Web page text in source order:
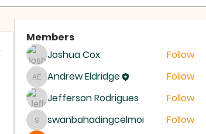
Members
Joshua Cox
Follow
Andrew Eldridge
Andrew Eldridge
Follow
Jefferson Rodrigues
Follow
swanbahadingcelmoi
swanbahadingcelmoi
Follow